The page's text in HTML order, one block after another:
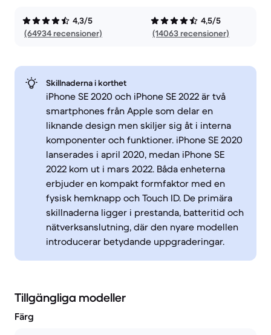
4,3/5
(64934 recensioner)
4,5/5
(14063 recensioner)
Skillnaderna i korthet
iPhone SE 2020 och iPhone SE 2022 är två
smartphones från Apple som delar en
liknande design men skiljer sig åt i interna
komponenter och funktioner. iPhone SE 2020
lanserades i april 2020, medan iPhone SE
2022 kom ut i mars 2022. Båda enheterna
erbjuder en kompakt formfaktor med en
fysisk hemknapp och Touch ID. De primära
skillnaderna ligger i prestanda, batteritid och
nätverksanslutning, där den nyare modellen
introducerar betydande uppgraderingar.
Tillgängliga modeller
Färg